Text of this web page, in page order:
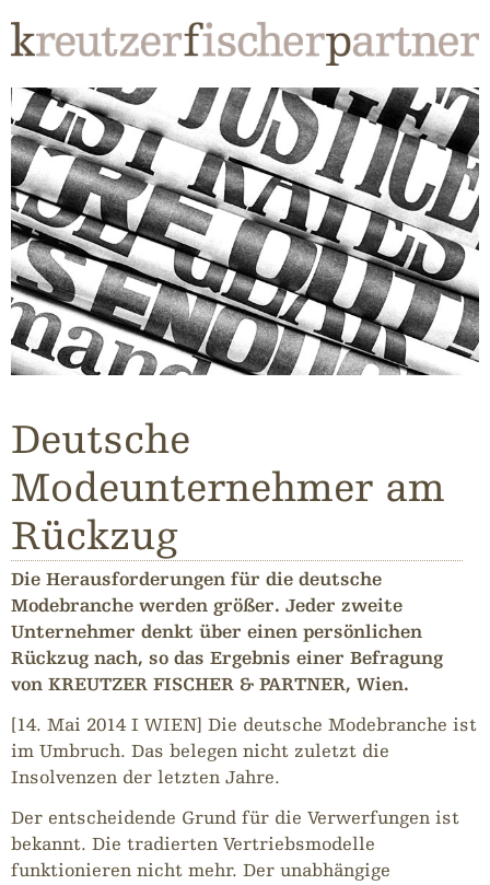
Deutsche
Modeunternehmer am
Rückzug
Die Herausforderungen für die deutsche
Modebranche werden größer. Jeder zweite
Unternehmer denkt über einen persönlichen
Rückzug nach, so das Ergebnis einer Befragung
von KREUTZER FISCHER & PARTNER, Wien.
[14. Mai 2014 I WIEN] Die deutsche Modebranche ist
im Umbruch. Das belegen nicht zuletzt die
Insolvenzen der letzten Jahre.
Der entscheidende Grund für die Verwerfungen ist
bekannt. Die tradierten Vertriebsmodelle
funktionieren nicht mehr. Der unabhängige